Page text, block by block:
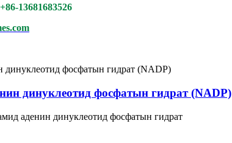
13681683526
динуклеотид фосфатын гидрат (NADP)
аденин динуклеотид фосфатын гидрат